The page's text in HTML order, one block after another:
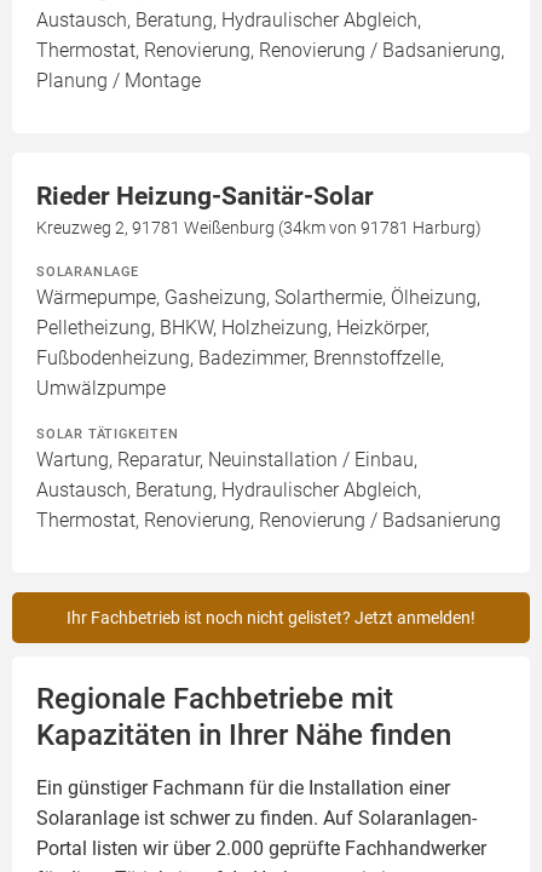
Austausch, Beratung, Hydraulischer Abgleich,
Thermostat, Renovierung, Renovierung / Badsanierung,
Planung / Montage
Rieder Heizung-Sanitär-Solar
Kreuzweg 2, 91781 Weißenburg (34km von 91781 Harburg)
SOLARANLAGE
Wärmepumpe, Gasheizung, Solarthermie, Ölheizung,
Pelletheizung, BHKW, Holzheizung, Heizkörper,
Fußbodenheizung, Badezimmer, Brennstoffzelle,
Umwälzpumpe
SOLAR TÄTIGKEITEN
Wartung, Reparatur, Neuinstallation / Einbau,
Austausch, Beratung, Hydraulischer Abgleich,
Thermostat, Renovierung, Renovierung / Badsanierung
Ihr Fachbetrieb ist noch nicht gelistet? Jetzt anmelden!
Regionale Fachbetriebe mit
Kapazitäten in Ihrer Nähe finden
Ein günstiger Fachmann für die Installation einer
Solaranlage ist schwer zu finden. Auf Solaranlagen-
Portal listen wir über 2.000 geprüfte Fachhandwerker